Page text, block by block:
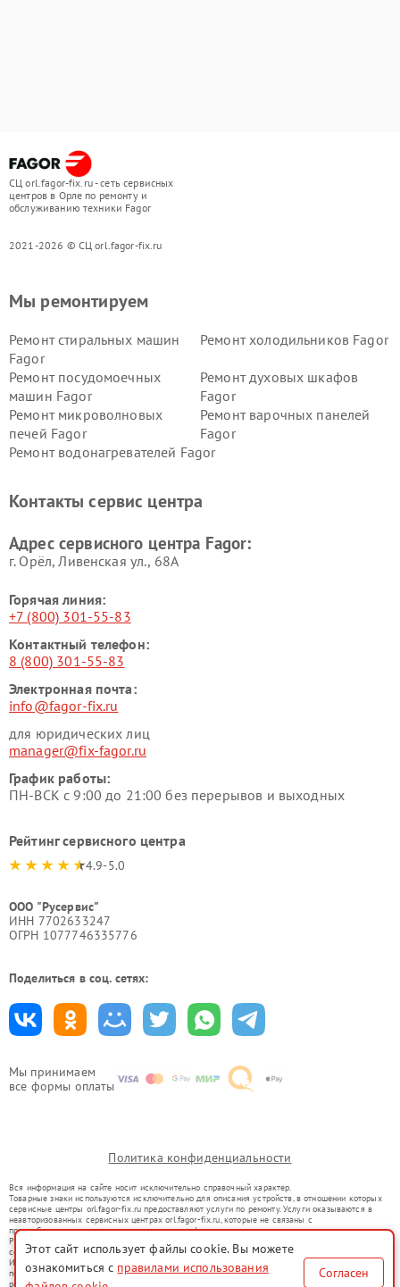
СЦ orl.fagor-fix.ru - сеть сервисных
центров в Орле по ремонту и
обслуживанию техники Fagor
2021-2026 © СЦ orl.fagor-fix.ru
Мы принимаем
все формы оплаты
Мы ремонтируем
Ремонт стиральных машин
Fagor
Ремонт холодильников Fagor
Ремонт посудомоечных
машин Fagor
Ремонт духовых шкафов
Fagor
Ремонт микроволновых
печей Fagor
Ремонт варочных панелей
Fagor
Ремонт водонагревателей Fagor
Контакты сервис центра
Адрес сервисного центра Fagor:
г. Орёл, Ливенская ул., 68А
Горячая линия:
+7 (800) 301-55-83
Контактный телефон:
8 (800) 301-55-83
Электронная почта:
info@fagor-fix.ru
для юридических лиц
manager@fix-fagor.ru
График работы:
ПН-ВСК с 9:00 до 21:00 без перерывов и выходных
Рейтинг сервисного центра
4.9-5.0
ООО "Русервис"
ИНН 7702633247
ОГРН 1077746335776
Поделиться в соц. сетях:
Политика конфиденциальности
Вся информация на сайте носит исключительно справочный характер.
Товарные знаки используются исключительно для описания устройств, в отношении которых
сервисные центры orl.fagor-fix.ru предоставляют услуги по ремонту. Услуги оказываются в
неавторизованных сервисных центрах orl.fagor-fix.ru, которые не связаны с
правообладателями товарных знаков или их официальными представителями.
Ремонт осуществляется для устройств, уже введенных в гражданский оборот в соответствии
со статьей 1487 ГК РФ.
Использование товарных знаков не преследует цели индивидуализации услуг или введения
потребителей в заблуждение, а служит для информирования о предоставляемых услугах по
ремонту техники указанных брендов.
Этот сайт использует файлы cookie. Вы можете
ознакомиться с правилами использования
Согласен